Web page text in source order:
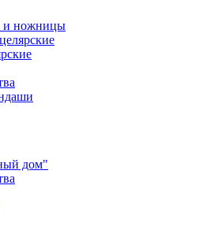
и ножницы
дом"